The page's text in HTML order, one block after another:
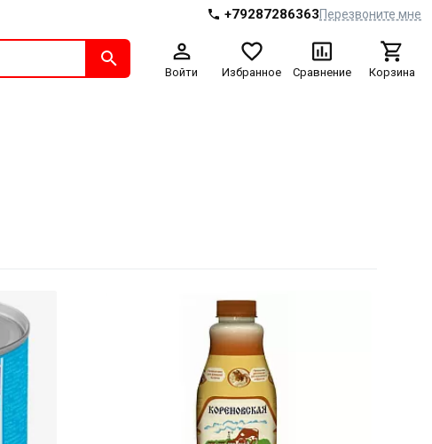
+79287286363Перезвоните мне
Войти Избранное Сравнение Корзина